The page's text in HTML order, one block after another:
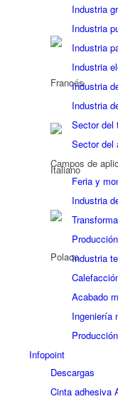
Industria
Industria
Industria
Industria
Industria
Industria
Sector del
Sector del
Campos de
Feria y
Industria
Industria
Acabado
Ingeniería
Infopoint
Descargas
Cinta adhesiva